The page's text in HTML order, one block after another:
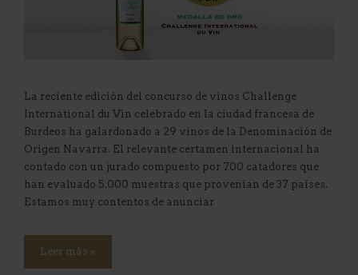
La reciente edición del concurso de vinos Challenge
International du Vin celebrado en la ciudad francesa de
Burdeos ha galardonado a 29 vinos de la Denominación de
Origen Navarra. El relevante certamen internacional ha
contado con un jurado compuesto por 700 catadores que
han evaluado 5.000 muestras que provenían de 37 países.
Estamos muy contentos de anunciar
Leer más »